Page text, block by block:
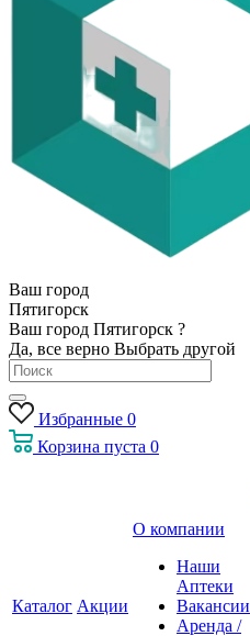
Ваш город
Пятигорск
Ваш город Пятигорск ?
Да, все верно Выбрать другой
Избранные 0
Корзина пуста 0
Каталог Акции
О компании
Наши
Аптеки
Вакансии
Аренда /